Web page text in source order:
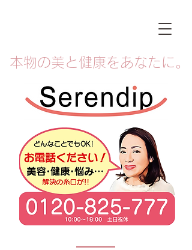
本物の美と健康をあなたに。